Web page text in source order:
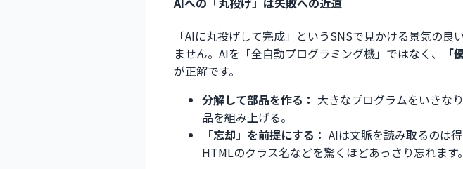
「AIに丸投げして完成」というSNSで見かける景気の
ません。AIを「全自動プログラミング機」ではなく、
が正解です。
分解して部品を作る： 大きなプログラムをいきな
品を組み上げる。
「忘却」を前提にする： AIは文脈を読み取るのは
HTMLのクラス名などを驚くほどあっさり忘れます。